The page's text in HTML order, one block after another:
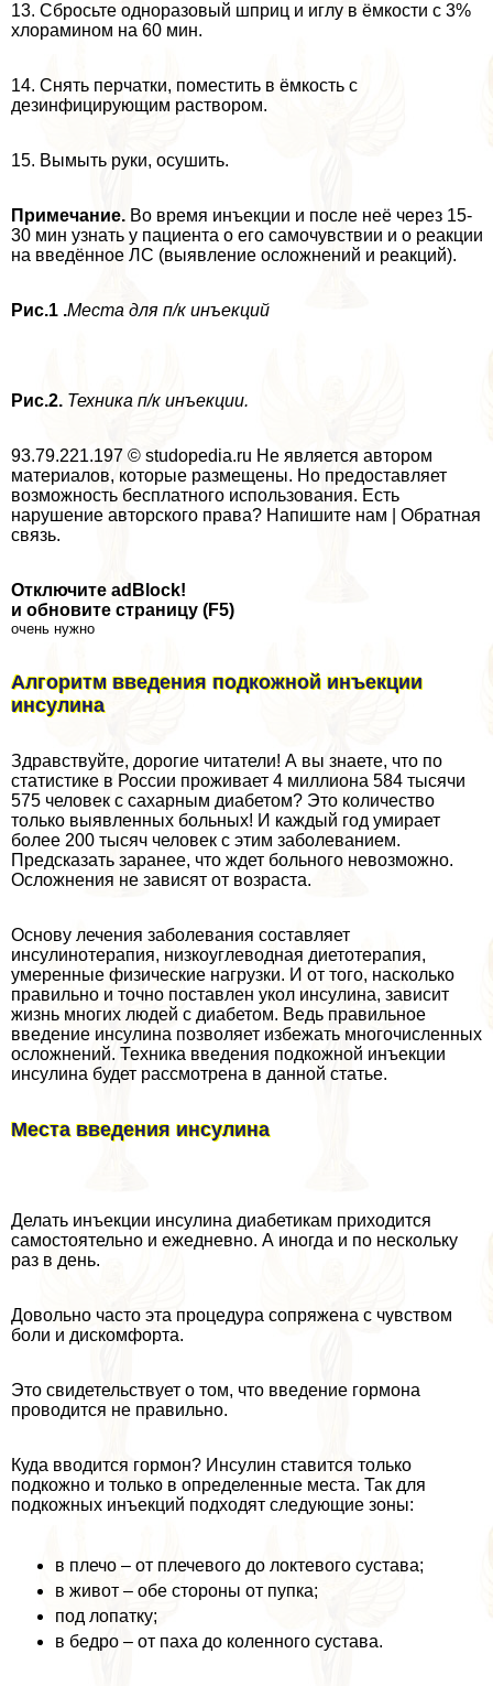
13. Сбросьте одноразовый шприц и иглу в ёмкости c 3%
хлорамином на 60 мин.
14. Снять перчатки, поместить в ёмкость с
дезинфицирующим раствором.
15. Вымыть руки, осушить.
Примечание. Во время инъекции и после неё через 15-
30 мин узнать у пациента о его самочувствии и о реакции
на введённое ЛС (выявление осложнений и реакций).
Рис.1 .Места для п/к инъекций
Рис.2. Техника п/к инъекции.
93.79.221.197 © studopedia.ru Не является автором
материалов, которые размещены. Но предоставляет
возможность бесплатного использования. Есть
нарушение авторского права? Напишите нам | Обратная
связь.
Отключите adBlock!
и обновите страницу (F5)
очень нужно
Алгоритм введения подкожной инъекции
инсулина
Здравствуйте, дорогие читатели! А вы знаете, что по
статистике в России проживает 4 миллиона 584 тысячи
575 человек с сахарным диабетом? Это количество
только выявленных больных! И каждый год умирает
более 200 тысяч человек с этим заболеванием.
Предсказать заранее, что ждет больного невозможно.
Осложнения не зависят от возраста.
Основу лечения заболевания составляет
инсулинотерапия, низкоуглеводная диетотерапия,
умеренные физические нагрузки. И от того, насколько
правильно и точно поставлен укол инсулина, зависит
жизнь многих людей с диабетом. Ведь правильное
введение инсулина позволяет избежать многочисленных
осложнений. Техника введения подкожной инъекции
инсулина будет рассмотрена в данной статье.
Места введения инсулина
Делать инъекции инсулина диабетикам приходится
самостоятельно и ежедневно. А иногда и по нескольку
раз в день.
Довольно часто эта процедypa сопряжена с чувством
боли и дискомфорта.
Это свидетельствует о том, что введение гормона
проводится не правильно.
Куда вводится гормон? Инсулин ставится только
подкожно и только в определенные места. Так для
подкожных инъекций подходят следующие зоны:
в плечо – от плечевого до локтевого сустава;
в живот – обе стороны от пупка;
под лопатку;
в бедро – от паха до коленного сустава.